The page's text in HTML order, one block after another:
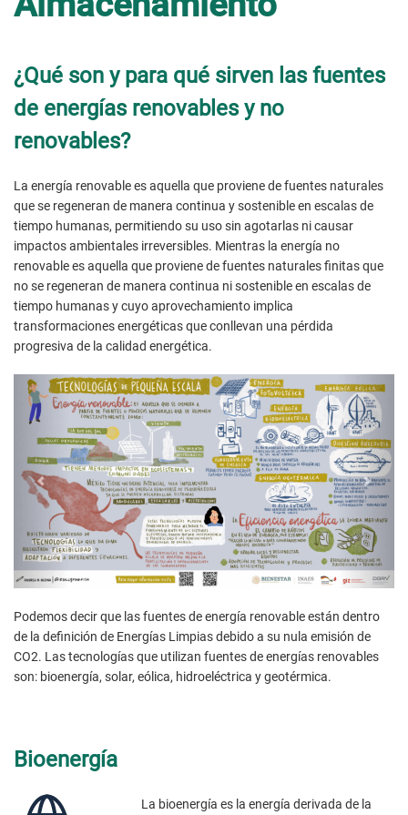
¿Qué son y para qué sirven las fuentes
de energías renovables y no
renovables?
La energía renovable es aquella que proviene de fuentes naturales
que se regeneran de manera continua y sostenible en escalas de
tiempo humanas, permitiendo su uso sin agotarlas ni causar
impactos ambientales irreversibles. Mientras la energía no
renovable es aquella que proviene de fuentes naturales finitas que
no se regeneran de manera continua ni sostenible en escalas de
tiempo humanas y cuyo aprovechamiento implica
transformaciones energéticas que conllevan una pérdida
progresiva de la calidad energética.
Podemos decir que las fuentes de energía renovable están dentro
de la definición de Energías Limpias debido a su nula emisión de
CO2. Las tecnologías que utilizan fuentes de energías renovables
son: bioenergía, solar, eólica, hidroeléctrica y geotérmica.
Bioenergía
La bioenergía es la energía derivada de la